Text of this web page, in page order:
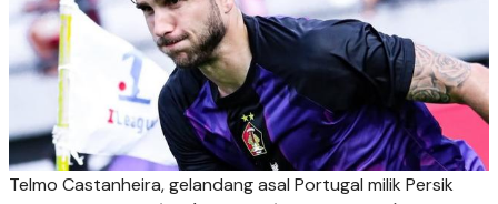
Telmo Castanheira, gelandang asal Portugal milik Persik